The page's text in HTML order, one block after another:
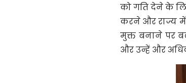
को गति देने के
करने और राज्य
मुक्त बनाने पर
और उन्हें और अधिक